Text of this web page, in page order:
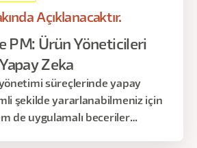
Açıklanacaktır.
PM: Ürün Yöneticileri
Zeka
süreçlerinde yapay
şekilde yararlanabilmeniz için
de uygulamalı beceriler